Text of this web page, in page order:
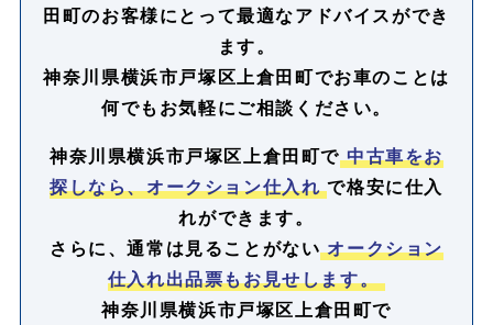
田町のお客様にとって最適なアドバイスができ
ます。
神奈川県横浜市戸塚区上倉田町でお車のことは
何でもお気軽にご相談ください。
神奈川県横浜市戸塚区上倉田町で 中古車をお
探しなら、オークション仕入れ で格安に仕入
れができます。
さらに、通常は見ることがない オークション
仕入れ出品票もお見せします。
神奈川県横浜市戸塚区上倉田町で